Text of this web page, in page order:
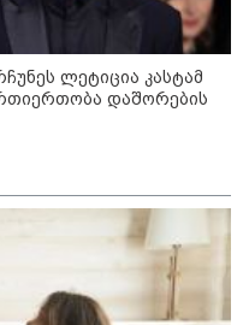
ერთად
ლანა ლატარიას
და გარდაცვლილის
- საპატრიარქო
არიან
ჩემთვის ნია
მკვლელია" - ეკა
08-2026
ლეტიცია კასტამ
დაშორების